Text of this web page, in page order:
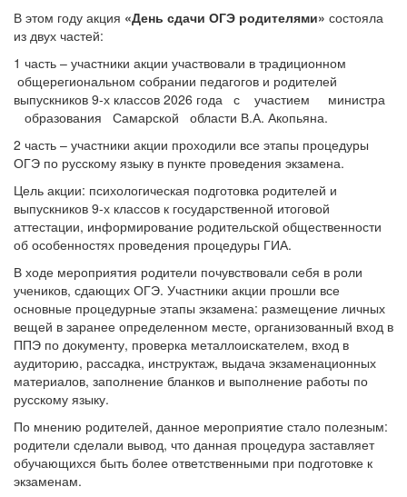
В этом году акция «День сдачи ОГЭ родителями» состояла
из двух частей:
1 часть – участники акции участвовали в традиционном
общерегиональном собрании педагогов и родителей
выпускников 9-х классов 2026 года с участием министра
образования Самарской области В.А. Акопьяна.
2 часть – участники акции проходили все этапы процедуры
ОГЭ по русскому языку в пункте проведения экзамена.
Цель акции: психологическая подготовка родителей и
выпускников 9-х классов к государственной итоговой
аттестации, информирование родительской общественности
об особенностях проведения процедуры ГИА.
В ходе мероприятия родители почувствовали себя в роли
учеников, сдающих ОГЭ. Участники акции прошли все
основные процедурные этапы экзамена: размещение личных
вещей в заранее определенном месте, организованный вход в
ППЭ по документу, проверка металлоискателем, вход в
аудиторию, рассадка, инструктаж, выдача экзаменационных
материалов, заполнение бланков и выполнение работы по
русскому языку.
По мнению родителей, данное мероприятие стало полезным:
родители сделали вывод, что данная процедура заставляет
обучающихся быть более ответственными при подготовке к
экзаменам.